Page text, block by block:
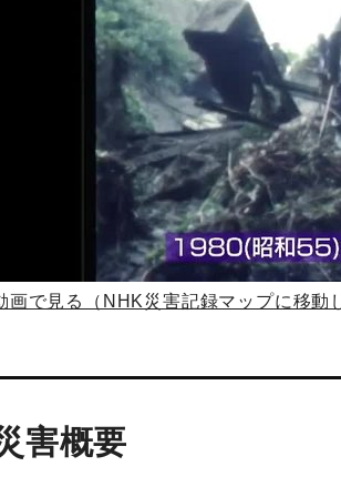
画で見る（NHK災害記録マップに移動
害概要